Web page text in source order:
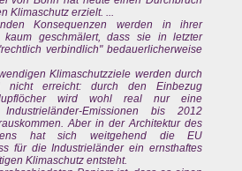
Klimaschutz erzielt. ...
Konsequenzen werden in ihrer
kaum geschmälert, dass sie in letzter
verbindlich" bedauerlicherweise
Klimaschutzziele werden durch
nicht erreicht: durch den Einbezug
wird wohl real nur eine
Emissionen bis 2012
Aber in der Architektur des
hat sich weitgehend die EU
für die Industrieländer ein ernsthaftes
Klimaschutz entsteht.